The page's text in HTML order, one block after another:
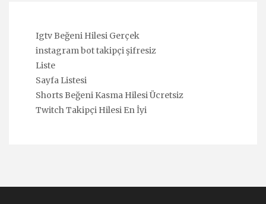
Igtv Beğeni Hilesi Gerçek
instagram bot takipçi şifresiz
Liste
Sayfa Listesi
Shorts Beğeni Kasma Hilesi Ücretsiz
Twitch Takipçi Hilesi En İyi